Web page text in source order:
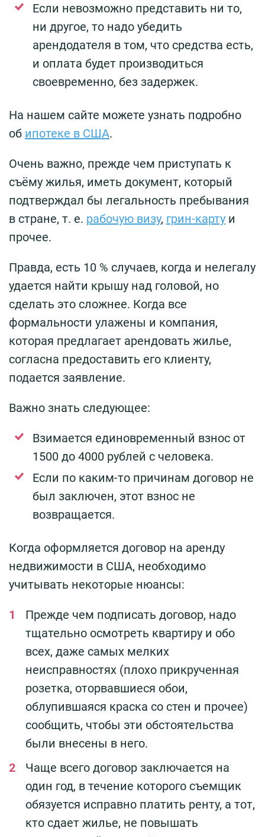
Если невозможно представить ни то,
ни другое, то надо убедить
арендодателя в том, что средства есть,
и оплата будет производиться
своевременно, без задержек.
На нашем сайте можете узнать подробно
об ипотеке в США.
Очень важно, прежде чем приступать к
съёму жилья, иметь документ, который
подтверждал бы легальность пребывания
в стране, т. е. рабочую визу, грин-карту и
прочее.
Правда, есть 10 % случаев, когда и нелегалу
удается найти крышу над головой, но
сделать это сложнее. Когда все
формальности улажены и компания,
которая предлагает арендовать жилье,
согласна предоставить его клиенту,
подается заявление.
Важно знать следующее:
Взимается единовременный взнос от
1500 до 4000 рублей с человека.
Если по каким-то причинам договор не
был заключен, этот взнос не
возвращается.
Когда оформляется договор на аренду
недвижимости в США, необходимо
учитывать некоторые нюансы:
Прежде чем подписать договор, надо
тщательно осмотреть квартиру и обо
всех, даже самых мелких
неисправностях (плохо прикрученная
розетка, оторвавшиеся обои,
облупившаяся краска со стен и прочее)
сообщить, чтобы эти обстоятельства
были внесены в него.
Чаще всего договор заключается на
один год, в течение которого съемщик
обязуется исправно платить ренту, а тот,
кто сдает жилье, не повышать